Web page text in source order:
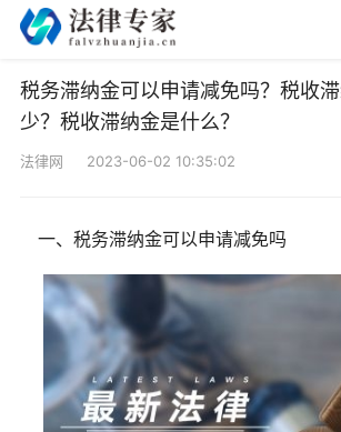
税务滞纳金可以申请减免吗？税收
少？税收滞纳金是什么？
法律网 2023-06-02 10:35:02
一、税务滞纳金可以申请减免吗